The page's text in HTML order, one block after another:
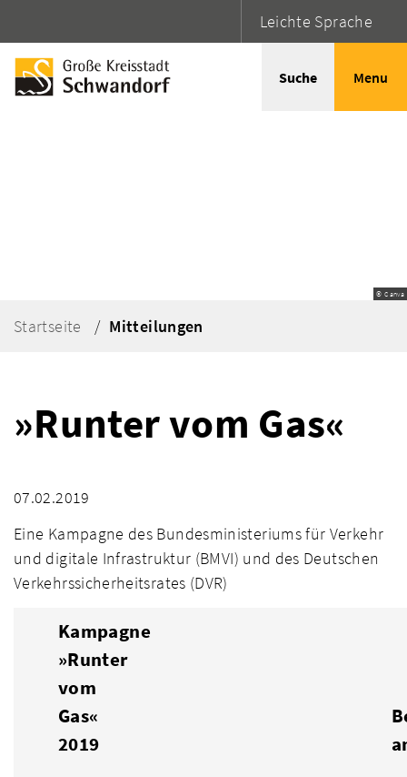
Leichte Sprache
Suche Menu
© Canva
Startseite Mitteilungen
»Runter vom Gas«
07.02.2019
Eine Kampagne des Bundesministeriums für Verkehr
und digitale Infrastruktur (BMVI) und des Deutschen
Verkehrssicherheitsrates (DVR)
Kampagne
»Runter
vom
Gas«
2019